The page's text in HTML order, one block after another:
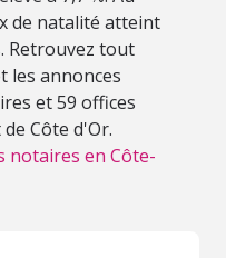
de natalité atteint
Retrouvez tout
les annonces
et 59 offices
Côte d'Or.
notaires en Côte-